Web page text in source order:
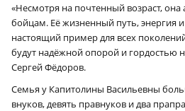
«Несмотря на почтенный возраст,
бойцам. Её жизненный путь, энергия
настоящий пример для всех
будут надёжной опорой и гордостью
Сергей Фёдоров.
Семья у Капитолины Васильевны
внуков, девять правнуков и два